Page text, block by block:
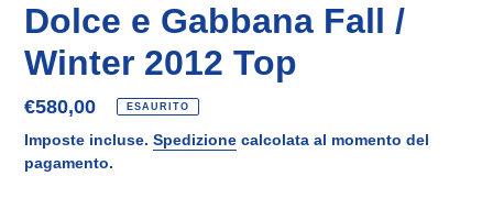
Dolce e Gabbana Fall /
Winter 2012 Top
Prezzo
di
listino
€580,00 ESAURITO
Imposte incluse. Spedizione calcolata al momento del
pagamento.